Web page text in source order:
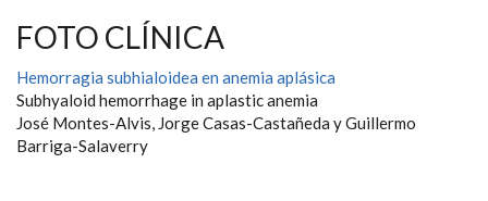
FOTO CLÍNICA
Hemorragia subhialoidea en anemia aplásica
Subhyaloid hemorrhage in aplastic anemia
José Montes-Alvis, Jorge Casas-Castañeda y Guillermo
Barriga-Salaverry